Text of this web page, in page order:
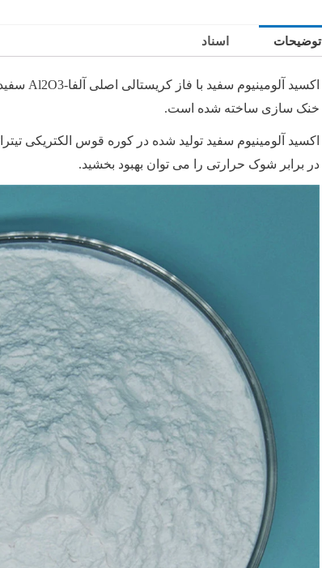
توضیحات اسناد
اکسید آلومینیوم سفید با فاز کریستالی اصلی آلفا-Al2O3 سفید است، از آلومینا با کیفیت بالا با ذوب بالای 2200
خنک سازی ساخته شده است.
اکسید آلومینیوم سفید تولید شده در کوره قوس الکتریکی
در برابر شوک حرارتی را می توان بهبود بخشید.